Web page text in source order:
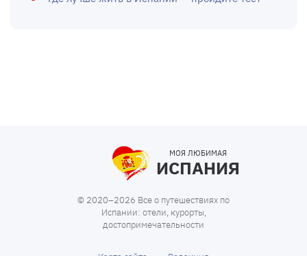
МОЯ ЛЮБИМАЯ
ИСПАНИЯ
© 2020–2026 Все о путешествиях по
Испании: отели, курорты,
достопримечательности